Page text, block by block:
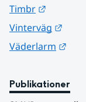
Timbr
Vinterväg
Väderlarm
Publikationer